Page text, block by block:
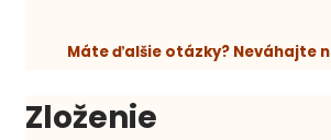
Máte ďalšie otázky? Neváhajte
Zloženie